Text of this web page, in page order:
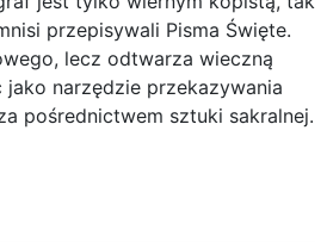
przepisywali Pisma Święte.
lecz odtwarza wieczną
jako narzędzie przekazywania
pośrednictwem sztuki sakralnej.